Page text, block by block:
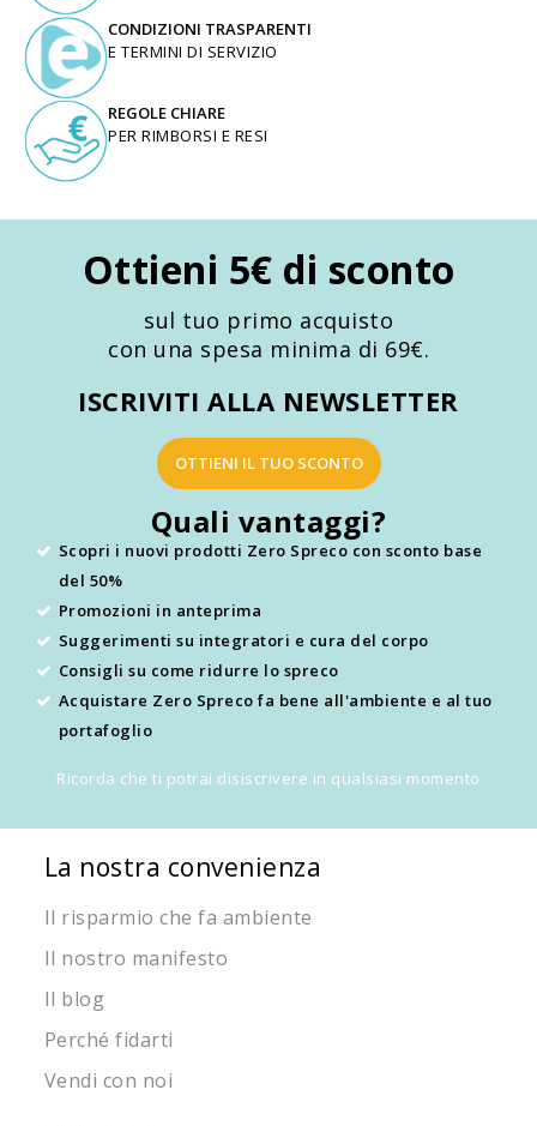
CONDIZIONI TRASPARENTI
E TERMINI DI SERVIZIO
REGOLE CHIARE
PER RIMBORSI E RESI
Ottieni 5€ di sconto
sul tuo primo acquisto
con una spesa minima di 69€.
ISCRIVITI ALLA NEWSLETTER
OTTIENI IL TUO SCONTO
Quali vantaggi?
Scopri i nuovi prodotti Zero Spreco con sconto base
del 50%
Promozioni in anteprima
Suggerimenti su integratori e cura del corpo
Consigli su come ridurre lo spreco
Acquistare Zero Spreco fa bene all'ambiente e al tuo
portafoglio
Ricorda che ti potrai disiscrivere in qualsiasi momento
La nostra convenienza
Il risparmio che fa ambiente
Il nostro manifesto
Il blog
Perché fidarti
Vendi con noi